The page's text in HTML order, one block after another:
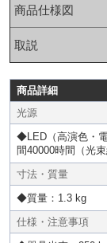
商品仕様図
取説
商品詳細
光源
◆LED（高演色・
間40000時間（光束
寸法・質量
◆質量：1.3 kg
仕様・注意事項